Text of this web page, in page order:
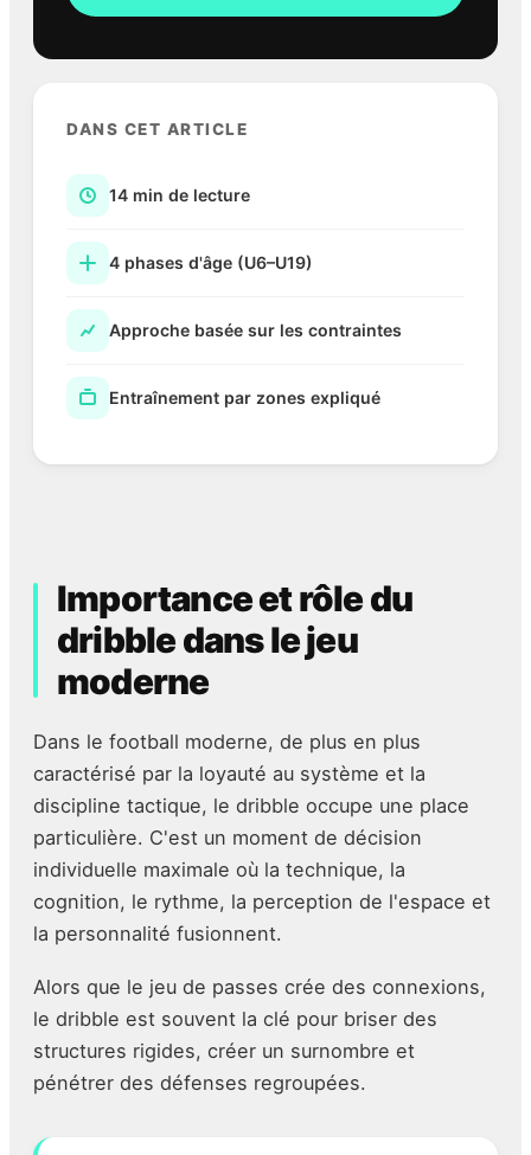
Importance et rôle du
dribble dans le jeu
moderne
Dans le football moderne, de plus en plus
caractérisé par la loyauté au système et la
discipline tactique, le dribble occupe une place
particulière. C'est un moment de décision
individuelle maximale où la technique, la
cognition, le rythme, la perception de l'espace et
la personnalité fusionnent.
Alors que le jeu de passes crée des connexions,
le dribble est souvent la clé pour briser des
structures rigides, créer un surnombre et
pénétrer des défenses regroupées.
DANS CET ARTICLE
14 min de lecture
4 phases d'âge (U6–U19)
Approche basée sur les contraintes
Entraînement par zones expliqué